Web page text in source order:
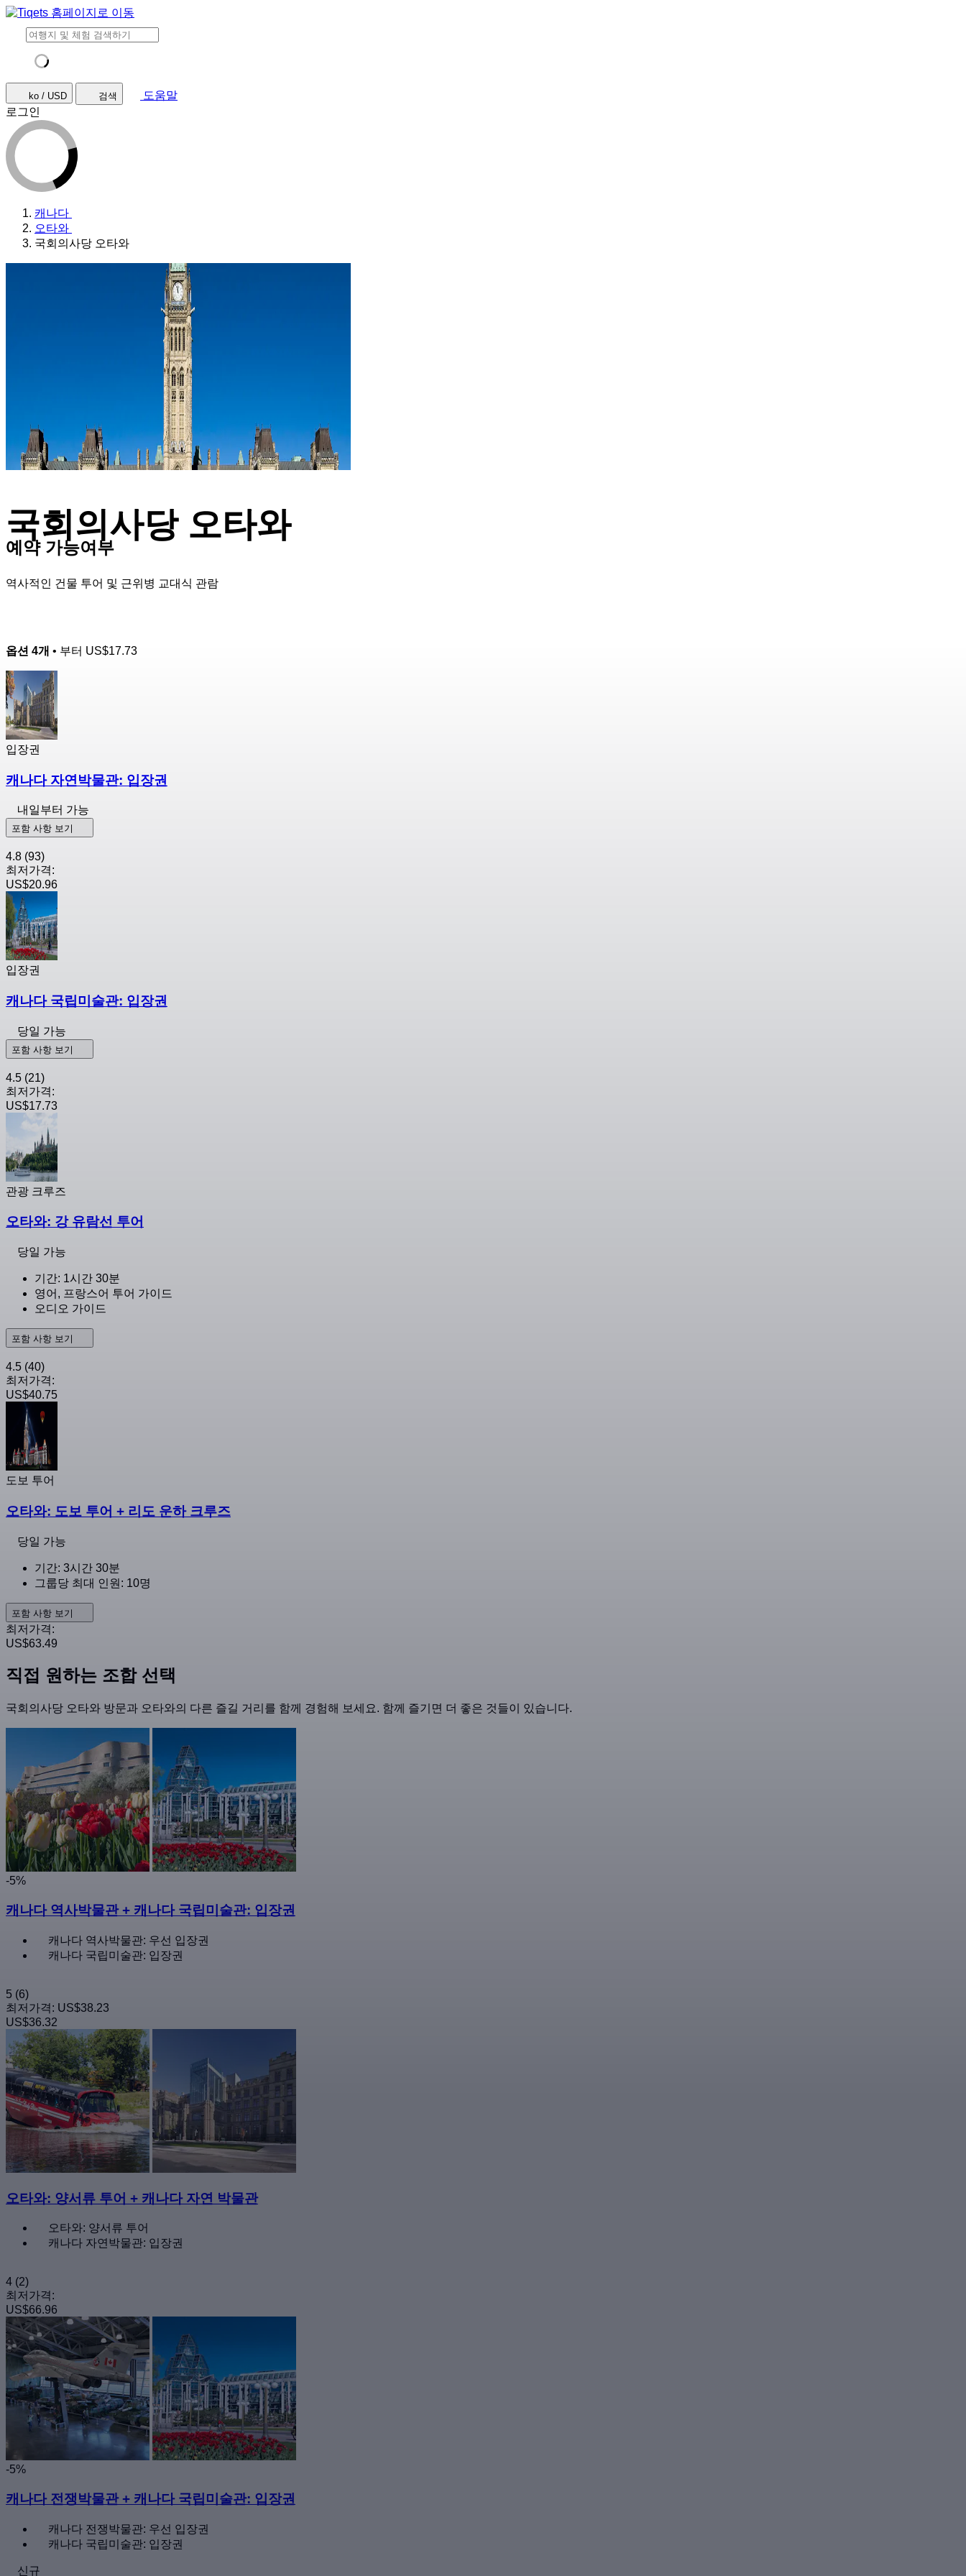
ko / USD 검색
도움말
로그인
캐나다
오타와
국회의사당 오타와
국회의사당 오타와
역사적인 건물 투어 및 근위병 교대식 관람
예약 가능여부
옵션 4개 • 부터 US$17.73
입장권
캐나다 자연박물관: 입장권
내일부터 가능
포함 사항 보기
4.8 (93)
최저가격:
US$20.96
입장권
캐나다 국립미술관: 입장권
당일 가능
포함 사항 보기
4.5 (21)
최저가격:
US$17.73
관광 크루즈
오타와: 강 유람선 투어
당일 가능
기간: 1시간 30분
영어, 프랑스어 투어 가이드
오디오 가이드
포함 사항 보기
4.5 (40)
최저가격:
US$40.75
도보 투어
오타와: 도보 투어 + 리도 운하 크루즈
당일 가능
기간: 3시간 30분
그룹당 최대 인원: 10명
포함 사항 보기
최저가격:
US$63.49
직접 원하는 조합 선택
국회의사당 오타와 방문과 오타와의 다른 즐길 거리를 함께 경험해 보세요. 함께 즐기면 더 좋은 것들이 있습니다.
-5%
캐나다 역사박물관 + 캐나다 국립미술관: 입장권
캐나다 역사박물관: 우선 입장권
캐나다 국립미술관: 입장권
5 (6)
최저가격: US$38.23
US$36.32
오타와: 양서류 투어 + 캐나다 자연 박물관
오타와: 양서류 투어
캐나다 자연박물관: 입장권
4 (2)
최저가격:
US$66.96
-5%
캐나다 전쟁박물관 + 캐나다 국립미술관: 입장권
캐나다 전쟁박물관: 우선 입장권
캐나다 국립미술관: 입장권
신규